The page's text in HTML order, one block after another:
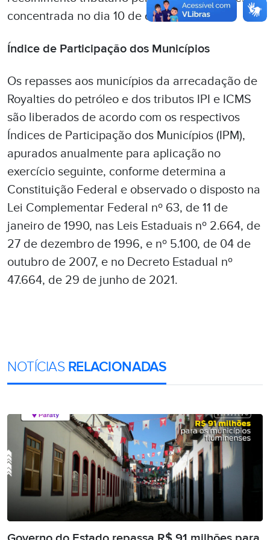
concentrada no dia 10 de cada mês.
Índice de Participação dos Municípios
Os repasses aos municípios da arrecadação de
Royalties do petróleo e dos tributos IPI e ICMS
são liberados de acordo com os respectivos
Índices de Participação dos Municípios (IPM),
apurados anualmente para aplicação no
exercício seguinte, conforme determina a
Constituição Federal e observado o disposto na
Lei Complementar Federal nº 63, de 11 de
janeiro de 1990, nas Leis Estaduais nº 2.664, de
27 de dezembro de 1996, e nº 5.100, de 04 de
outubro de 2007, e no Decreto Estadual nº
47.664, de 29 de junho de 2021.
NOTÍCIAS RELACIONADAS